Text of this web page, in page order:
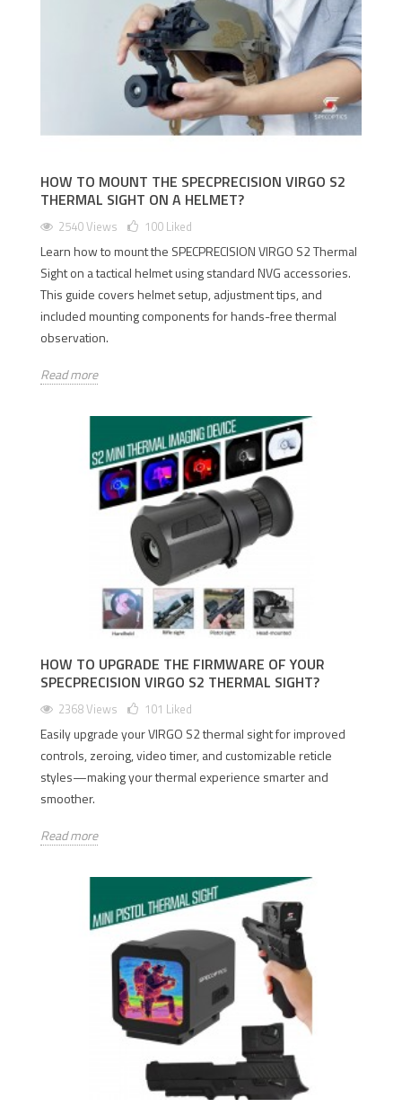
HOW TO MOUNT THE SPECPRECISION VIRGO S2
THERMAL SIGHT ON A HELMET?
2540 Views 100 Liked
Learn how to mount the SPECPRECISION VIRGO S2 Thermal
Sight on a tactical helmet using standard NVG accessories.
This guide covers helmet setup, adjustment tips, and
included mounting components for hands-free thermal
observation.
Read more
HOW TO UPGRADE THE FIRMWARE OF YOUR
SPECPRECISION VIRGO S2 THERMAL SIGHT?
2368 Views 101 Liked
Easily upgrade your VIRGO S2 thermal sight for improved
controls, zeroing, video timer, and customizable reticle
styles—making your thermal experience smarter and
smoother.
Read more